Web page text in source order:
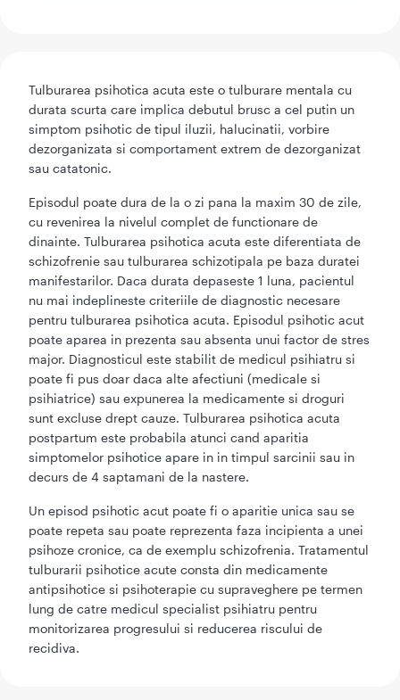
Tulburarea psihotica acuta este o tulburare mentala cu
durata scurta care implica debutul brusc a cel putin un
simptom psihotic de tipul iluzii, halucinatii, vorbire
dezorganizata si comportament extrem de dezorganizat
sau catatonic.
Episodul poate dura de la o zi pana la maxim 30 de zile,
cu revenirea la nivelul complet de functionare de
dinainte. Tulburarea psihotica acuta este diferentiata de
schizofrenie sau tulburarea schizotipala pe baza duratei
manifestarilor. Daca durata depaseste 1 luna, pacientul
nu mai indeplineste criteriile de diagnostic necesare
pentru tulburarea psihotica acuta. Episodul psihotic acut
poate aparea in prezenta sau absenta unui factor de stres
major. Diagnosticul este stabilit de medicul psihiatru si
poate fi pus doar daca alte afectiuni (medicale si
psihiatrice) sau expunerea la medicamente si droguri
sunt excluse drept cauze. Tulburarea psihotica acuta
postpartum este probabila atunci cand aparitia
simptomelor psihotice apare in in timpul sarcinii sau in
decurs de 4 saptamani de la nastere.
Un episod psihotic acut poate fi o aparitie unica sau se
poate repeta sau poate reprezenta faza incipienta a unei
psihoze cronice, ca de exemplu schizofrenia. Tratamentul
tulburarii psihotice acute consta din medicamente
antipsihotice si psihoterapie cu supraveghere pe termen
lung de catre medicul specialist psihiatru pentru
monitorizarea progresului si reducerea riscului de
recidiva.